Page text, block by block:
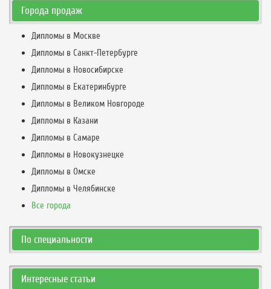
Города продаж
Дипломы в Москве
Дипломы в Санкт-Петербурге
Дипломы в Новосибирске
Дипломы в Екатеринбурге
Дипломы в Великом Новгороде
Дипломы в Казани
Дипломы в Самаре
Дипломы в Новокузнецке
Дипломы в Омске
Дипломы в Челябинске
Все города
По специальности
Интересные статьи